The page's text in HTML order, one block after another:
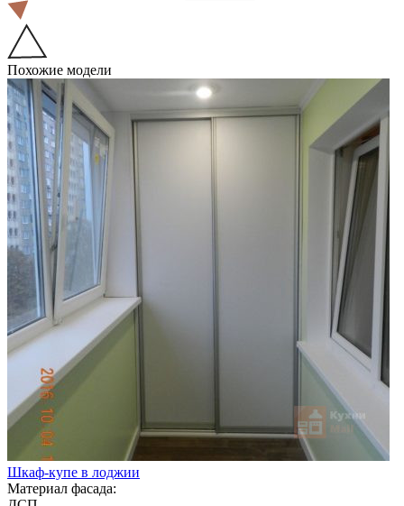
Похожие модели
Шкаф-купе в лоджии
Материал фасада: